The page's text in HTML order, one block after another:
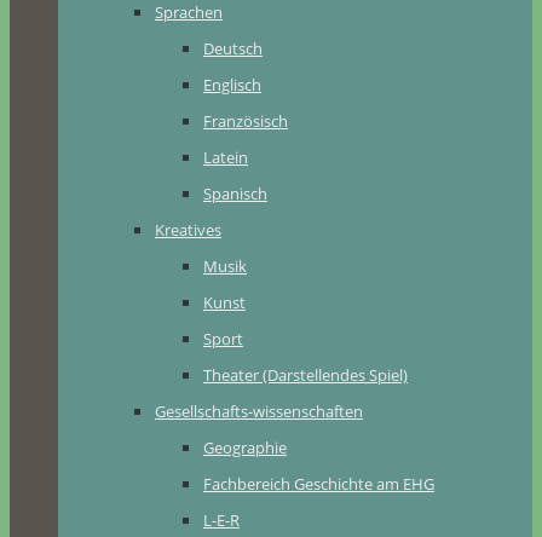
Sprachen
Deutsch
Englisch
Französisch
Latein
Spanisch
Kreatives
Musik
Kunst
Sport
Theater (Darstellendes Spiel)
Gesellschafts-wissenschaften
Geographie
Fachbereich Geschichte am EHG
L-E-R